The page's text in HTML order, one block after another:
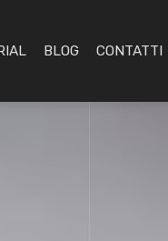
BLOG CONTATTI